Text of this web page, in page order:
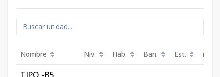
Nombre Niv. Hab. Ban. Est. m²
TIPO -B5